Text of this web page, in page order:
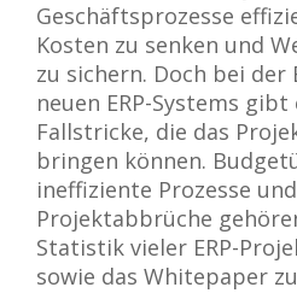
Geschäftsprozesse
Kosten zu senken und
zu sichern. Doch bei der
neuen ERP-Systems
Fallstricke, die das
bringen können.
ineffiziente Prozesse
Projektabbrüche
Statistik vieler ERP-
sowie das Whitepaper